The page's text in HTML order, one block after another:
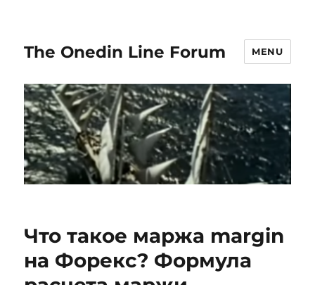
The Onedin Line Forum MENU
Что такое маржа margin
на Форекс? Формула